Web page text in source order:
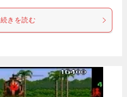
続きを読む